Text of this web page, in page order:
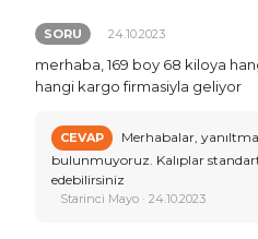
SORU 24.10.2023
merhaba, 169 boy 68 kiloya
hangi kargo firmasiyla geliyor
CEVAP
Merhabalar,
bulunmuyoruz. Kalıplar
edebilirsiniz
Starinci Mayo · 24.10.2023